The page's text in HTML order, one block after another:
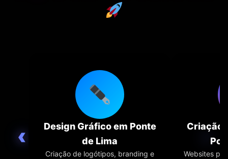
‹ ›
Design Gráfico em Ponte
de Lima
Criação de logótipos, branding e
Criação
Websites